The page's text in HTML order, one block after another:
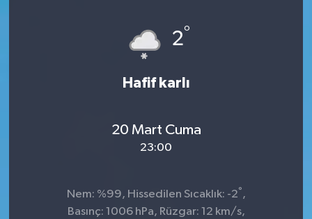
2°
Hafif karlı
20 Mart Cuma
23:00
Nem: %99, Hissedilen Sıcaklık: -2° ,
Basınç: 1006 hPa, Rüzgar: 12 km/s,